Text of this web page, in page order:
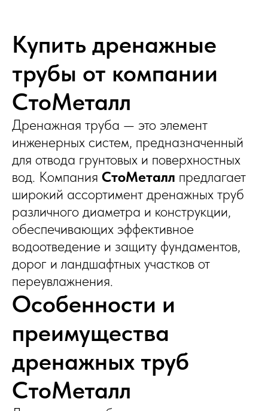
Купить дренажные
трубы от компании
СтоМеталл
Дренажная труба — это элемент
инженерных систем, предназначенный
для отвода грунтовых и поверхностных
вод. Компания СтоМеталл предлагает
широкий ассортимент дренажных труб
различного диаметра и конструкции,
обеспечивающих эффективное
водоотведение и защиту фундаментов,
дорог и ландшафтных участков от
переувлажнения.
Особенности и
преимущества
дренажных труб
СтоМеталл